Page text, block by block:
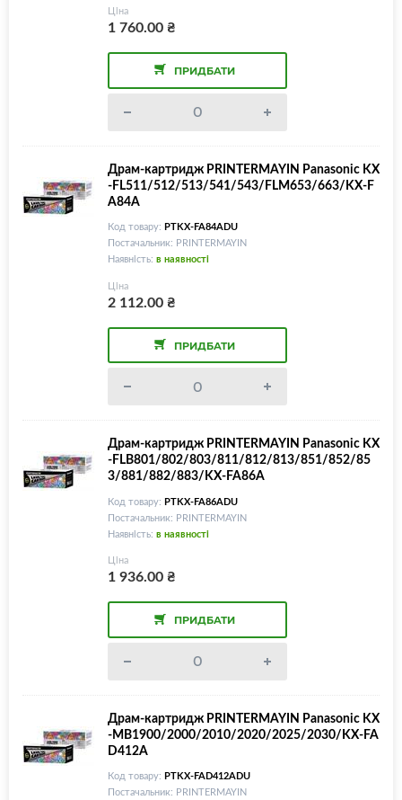
Ціна
1 760.00₴
ПРИДБАТИ
Драм-картридж PRINTERMAYIN Panasonic KX
-FL511/512/513/541/543/FLM653/663/KX-F
A84A
Код товару: PTKX-FA84ADU
Постачальник: PRINTERMAYIN
Наявність: в наявності
Ціна
2 112.00₴
ПРИДБАТИ
Драм-картридж PRINTERMAYIN Panasonic KX
-FLB801/802/803/811/812/813/851/852/85
3/881/882/883/KX-FA86A
Код товару: PTKX-FA86ADU
Постачальник: PRINTERMAYIN
Наявність: в наявності
Ціна
1 936.00₴
ПРИДБАТИ
Драм-картридж PRINTERMAYIN Panasonic KX
-MB1900/2000/2010/2020/2025/2030/KX-FA
D412A
Код товару: PTKX-FAD412ADU
Постачальник: PRINTERMAYIN